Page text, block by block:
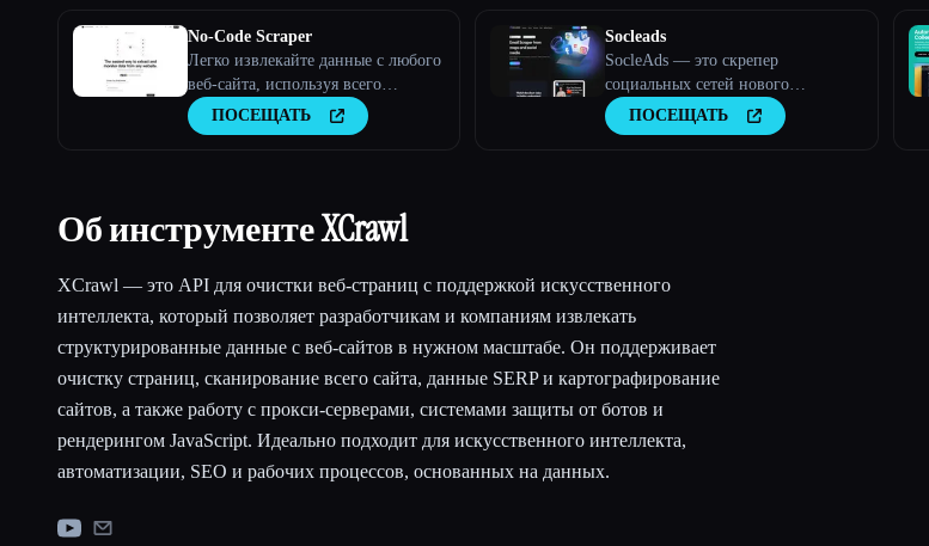
No-Code Scraper
Легко извлекайте данные с любого
веб-сайта, используя всего
несколько простых входных
данных.
ПОСЕЩАТЬ
Socleads
SocleAds — это скрепер
социальных сетей нового
поколения
ПОСЕЩАТЬ
Об инструменте XCrawl
XCrawl — это API для очистки веб-страниц с поддержкой искусственного
интеллекта, который позволяет разработчикам и компаниям извлекать
структурированные данные с веб-сайтов в нужном масштабе. Он поддерживает
очистку страниц, сканирование всего сайта, данные SERP и картографирование
сайтов, а также работу с прокси-серверами, системами защиты от ботов и
рендерингом JavaScript. Идеально подходит для искусственного интеллекта,
автоматизации, SEO и рабочих процессов, основанных на данных.